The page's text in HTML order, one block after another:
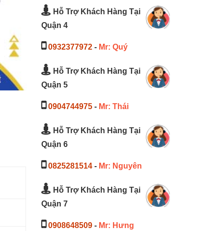
Hỗ Trợ Khách Hàng Tại
Quận 4
0932377972- Mr: Quý
Hỗ Trợ Khách Hàng Tại
Quận 5
0904744975- Mr: Thái
Hỗ Trợ Khách Hàng Tại
Quận 6
0825281514- Mr: Nguyên
Hỗ Trợ Khách Hàng Tại
Quận 7
0908648509- Mr: Hưng